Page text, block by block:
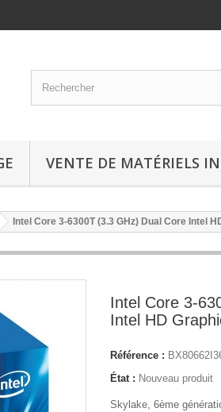
VENTE DE MATÉRIELS
Intel Core 3-6300T (3.3 GHz) Dual Core Intel
Intel Core 3-
Intel HD
Référence :
État : Nouveau produit
Skylake, 6ème